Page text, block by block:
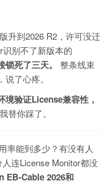
升到2026 R2，许可没迁
别不了新版本的
锁死了三天。
整条线束
了心疼。
境验证License兼容性，
替你踩了。
率能到多少？有没有人
连License Monitor都没
EB-Cable 2026和